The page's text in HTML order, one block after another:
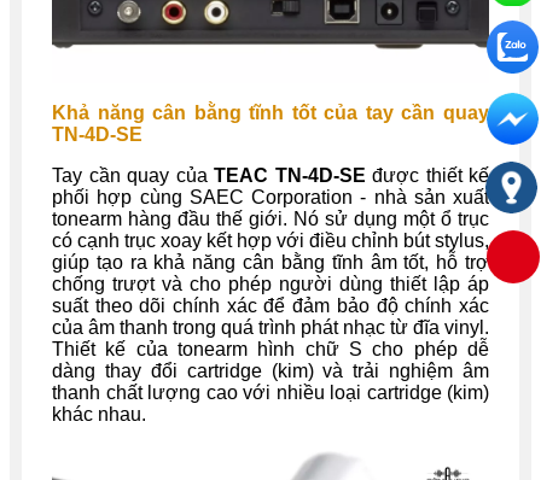
Khả năng cân bằng tĩnh tốt của tay cần quay
TN-4D-SE
Tay cần quay của TEAC TN-4D-SE được thiết kế
phối hợp cùng SAEC Corporation - nhà sản xuất
tonearm hàng đầu thế giới. Nó sử dụng một ổ trục
có cạnh trục xoay kết hợp với điều chỉnh bút stylus,
giúp tạo ra khả năng cân bằng tĩnh âm tốt, hỗ trợ
chống trượt và cho phép người dùng thiết lập áp
suất theo dõi chính xác để đảm bảo độ chính xác
của âm thanh trong quá trình phát nhạc từ đĩa vinyl.
Thiết kế của tonearm hình chữ S cho phép dễ
dàng thay đổi cartridge (kim) và trải nghiệm âm
thanh chất lượng cao với nhiều loại cartridge (kim)
khác nhau.